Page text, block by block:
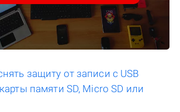
защиту от записи с USB
памяти SD, Micro SD или